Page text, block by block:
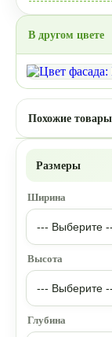
В другом цвете
Похожие товары
Размеры
Ширина
Высота
Глубина